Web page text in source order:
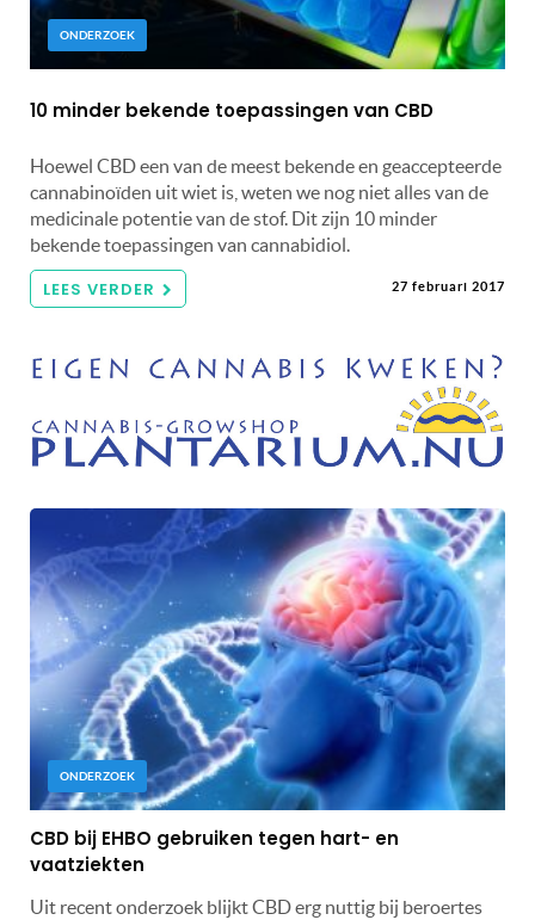
ONDERZOEK
10 minder bekende toepassingen van CBD
Hoewel CBD een van de meest bekende en geaccepteerde
cannabinoïden uit wiet is, weten we nog niet alles van de
medicinale potentie van de stof. Dit zijn 10 minder
bekende toepassingen van cannabidiol.
LEES VERDER 27 februari 2017
ONDERZOEK
CBD bij EHBO gebruiken tegen hart- en
vaatziekten
Uit recent onderzoek blijkt CBD erg nuttig bij beroertes